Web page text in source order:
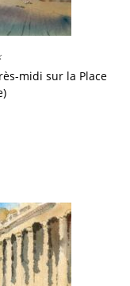
midi sur la Place